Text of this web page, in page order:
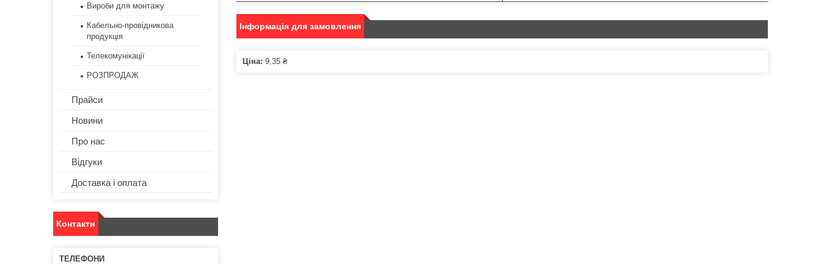
Інформація для замовлення
Ціна: 9,35 ₴
Вироби для монтажу
Кабельно-провідникова
продукція
Телекомунікації
РОЗПРОДАЖ
Прайси
Новини
Про нас
Відгуки
Доставка і оплата
Контакти